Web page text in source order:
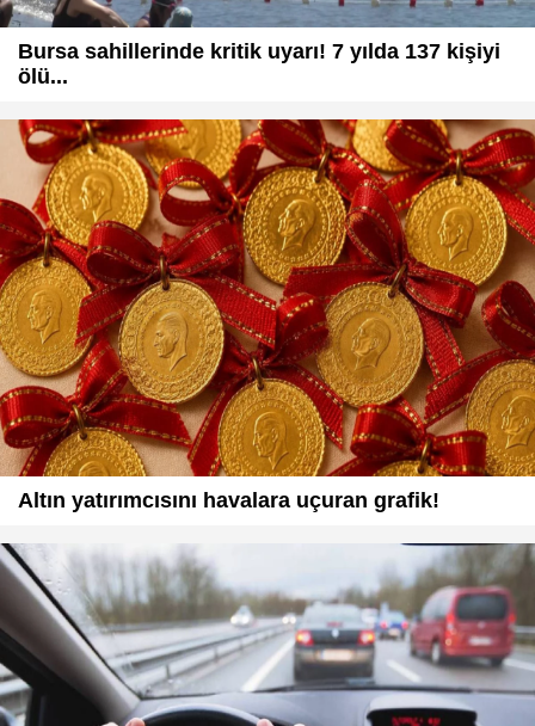
Bursa sahillerinde kritik uyarı! 7 yılda 137 kişiyi
ölü...
Altın yatırımcısını havalara uçuran grafik!